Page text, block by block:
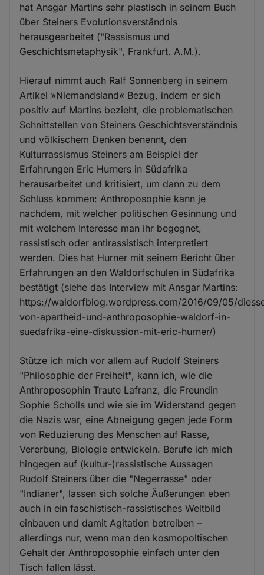
hat Ansgar Martins sehr plastisch in seinem Buch
über Steiners Evolutionsverständnis
herausgearbeitet ("Rassismus und
Geschichtsmetaphysik", Frankfurt. A.M.).
Hierauf nimmt auch Ralf Sonnenberg in seinem
Artikel »Niemandsland« Bezug, indem er sich
positiv auf Martins bezieht, die problematischen
Schnittstellen von Steiners Geschichtsverständnis
und völkischem Denken benennt, den
Kulturrassismus Steiners am Beispiel der
Erfahrungen Eric Hurners in Südafrika
herausarbeitet und kritisiert, um dann zu dem
Schluss kommen: Anthroposophie kann je
nachdem, mit welcher politischen Gesinnung und
mit welchem Interesse man ihr begegnet,
rassistisch oder antirassistisch interpretiert
werden. Dies hat Hurner mit seinem Bericht über
Erfahrungen an den Waldorfschulen in Südafrika
bestätigt (siehe das Interview mit Ansgar Martins:
https://waldorfblog.wordpress.com/2016/09/05/
von-apartheid-und-anthroposophie-waldorf-in-
suedafrika-eine-diskussion-mit-eric-hurner/)
Stütze ich mich vor allem auf Rudolf Steiners
"Philosophie der Freiheit", kann ich, wie die
Anthroposophin Traute Lafranz, die Freundin
Sophie Scholls und wie sie im Widerstand gegen
die Nazis war, eine Abneigung gegen jede Form
von Reduzierung des Menschen auf Rasse,
Vererbung, Biologie entwickeln. Berufe ich mich
hingegen auf (kultur-)rassistische Aussagen
Rudolf Steiners über die "Negerrasse" oder
"Indianer", lassen sich solche Äußerungen eben
auch in ein faschistisch-rassistisches Weltbild
einbauen und damit Agitation betreiben –
allerdings nur, wenn man den kosmopoltischen
Gehalt der Anthroposophie einfach unter den
Tisch fallen lässt.